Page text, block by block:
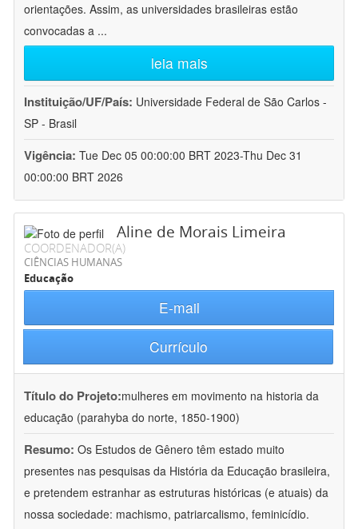
orientações. Assim, as universidades brasileiras estão
convocadas a ...
leia mais
Instituição/UF/País: Universidade Federal de São Carlos -
SP - Brasil
Vigência: Tue Dec 05 00:00:00 BRT 2023-Thu Dec 31
00:00:00 BRT 2026
Aline de Morais Limeira
COORDENADOR(A)
CIÊNCIAS HUMANAS
Educação
E-mail
Currículo
Título do Projeto:mulheres em movimento na historia da
educação (parahyba do norte, 1850-1900)
Resumo: Os Estudos de Gênero têm estado muito
presentes nas pesquisas da História da Educação brasileira,
e pretendem estranhar as estruturas históricas (e atuais) da
nossa sociedade: machismo, patriarcalismo, feminicídio.